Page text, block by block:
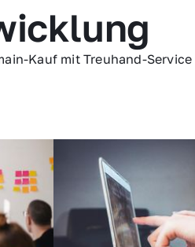
Kauf mit Treuhand-Service